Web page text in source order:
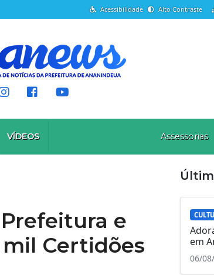
Acessibilidade Alto Contraste
VÍDEOS Assessorias
e
Certidões
em
06/